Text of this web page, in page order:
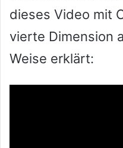
dieses Video mit
vierte Dimension
Weise erklärt: